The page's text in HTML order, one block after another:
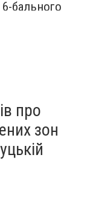
бального
про
зон